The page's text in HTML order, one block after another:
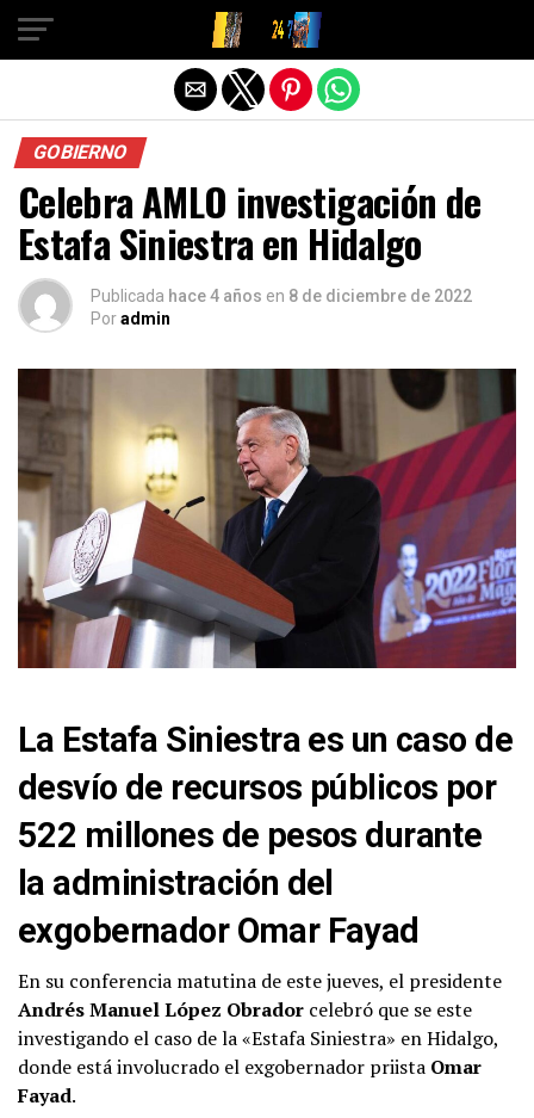
GOBIERNO
Celebra AMLO investigación de
Estafa Siniestra en Hidalgo
Publicada hace 4 años en 8 de diciembre de 2022
Poradmin
La Estafa Siniestra es un caso de
desvío de recursos públicos por
522 millones de pesos durante
la administración del
exgobernador Omar Fayad
En su conferencia matutina de este jueves, el presidente
Andrés Manuel López Obrador celebró que se este
investigando el caso de la «Estafa Siniestra» en Hidalgo,
donde está involucrado el exgobernador priista Omar
Fayad.
Salir de la versión móvil